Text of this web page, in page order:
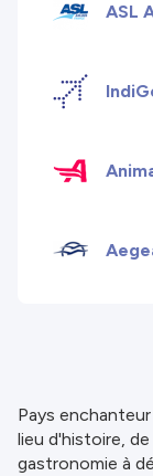
ASL
Pays
lieu d'histoire,
gastronomie à